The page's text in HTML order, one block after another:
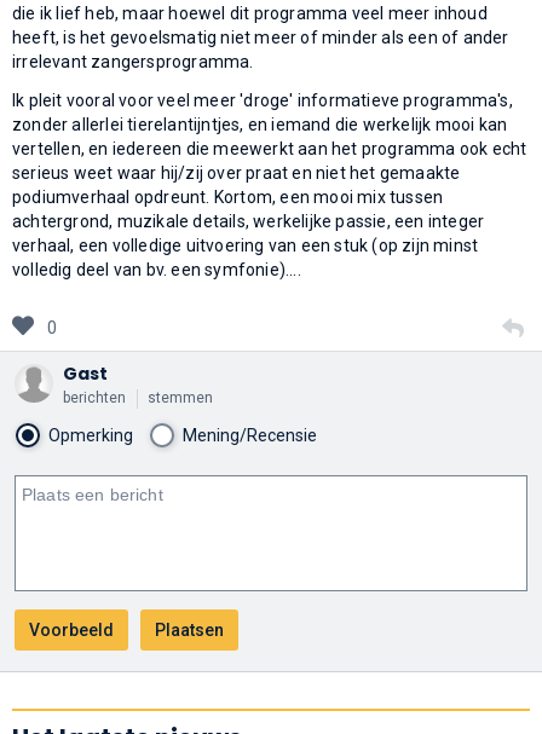
die ik lief heb, maar hoewel dit programma veel meer inhoud
heeft, is het gevoelsmatig niet meer of minder als een of ander
irrelevant zangersprogramma.
Ik pleit vooral voor veel meer 'droge' informatieve programma's,
zonder allerlei tierelantijntjes, en iemand die werkelijk mooi kan
vertellen, en iedereen die meewerkt aan het programma ook echt
serieus weet waar hij/zij over praat en niet het gemaakte
podiumverhaal opdreunt. Kortom, een mooi mix tussen
achtergrond, muzikale details, werkelijke passie, een integer
verhaal, een volledige uitvoering van een stuk (op zijn minst
volledig deel van bv. een symfonie)....
0
Gast
berichten stemmen
Opmerking Mening/Recensie